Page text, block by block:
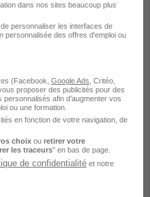
Intermédiaire
dans nos sites beaucoup plus
personnaliser les interfaces de
personnalisée des offres d'emploi ou
(Facebook, Google Ads , Critéo,
proposer des publicités pour des
afin d’augmenter vos
ou une formation.
en fonction de votre navigation, de
choix ou retirer votre
les traceurs" en bas de page.
de confidentialité et notre